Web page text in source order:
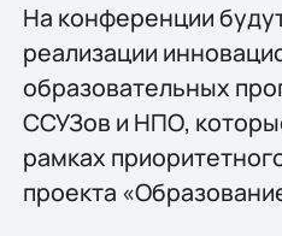
На конференции
реализации
образовательных
ССУЗов и НПО,
рамках
проекта